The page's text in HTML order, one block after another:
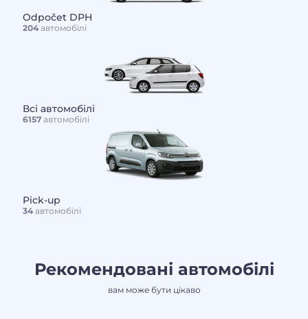
Odpočet DPH
204автомобілі
Всі автомобілі
6157автомобілі
Pick-up
34автомобілі
Рекомендовані автомобілі
вам може бути цікаво